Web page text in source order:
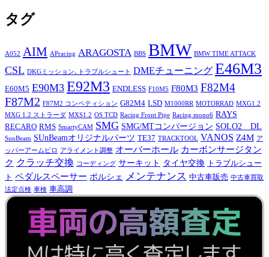
タグ
A052 AIM APracing ARAGOSTA BBS BMW BMW TIME ATTACK
CSL DKGミッション､トラブルシュート DMEチューニング E46M3
E60M5 E90M3 E92M3 ENDLESS F10M5 F80M3 F82M4
F87M2 F87M2 コンペティション G82M4 LSD M1000RR MOTORRAD MXG1.2
MXG 1.2 ストラーダ MXS1.2 OS TCD Racing Front Pipe Racing mono6 RAYS
RECARO RMS SmartyCAM SMG SMG/MTコンバージョン SOLO2 DL
SunBeam SUnBeamオリジナルパーツ TE37 TRACKTOOL VANOS Z4M ア
ッパーアームピロ
アライメント調整 オーバーホール カーボンサージタン
ク クラッチ交換 コーディング サーキット タイヤ交換
トラブルシュー
ト ペダルスペーサー ポルシェ メンテナンス 中古車販売 中古車買取
法定点検 車検 車高調